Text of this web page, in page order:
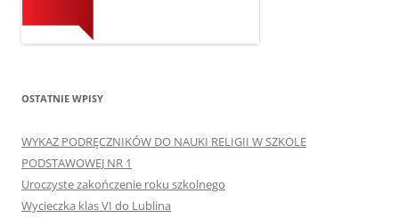
OSTATNIE WPISY
WYKAZ PODRĘCZNIKÓW DO NAUKI RELIGII W SZKOLE
PODSTAWOWEJ NR 1
Uroczyste zakończenie roku szkolnego
Wycieczka klas VI do Lublina